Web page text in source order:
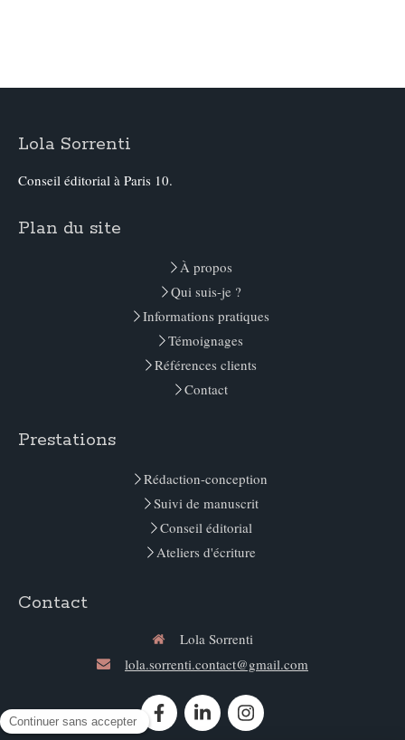
Lola Sorrenti
Conseil éditorial à Paris 10.
Plan du site
À propos
Qui suis-je ?
Informations pratiques
Témoignages
Références clients
Contact
Prestations
Rédaction-conception
Suivi de manuscrit
Conseil éditorial
Ateliers d'écriture
Contact
Lola Sorrenti
lola.sorrenti.contact@gmail.com